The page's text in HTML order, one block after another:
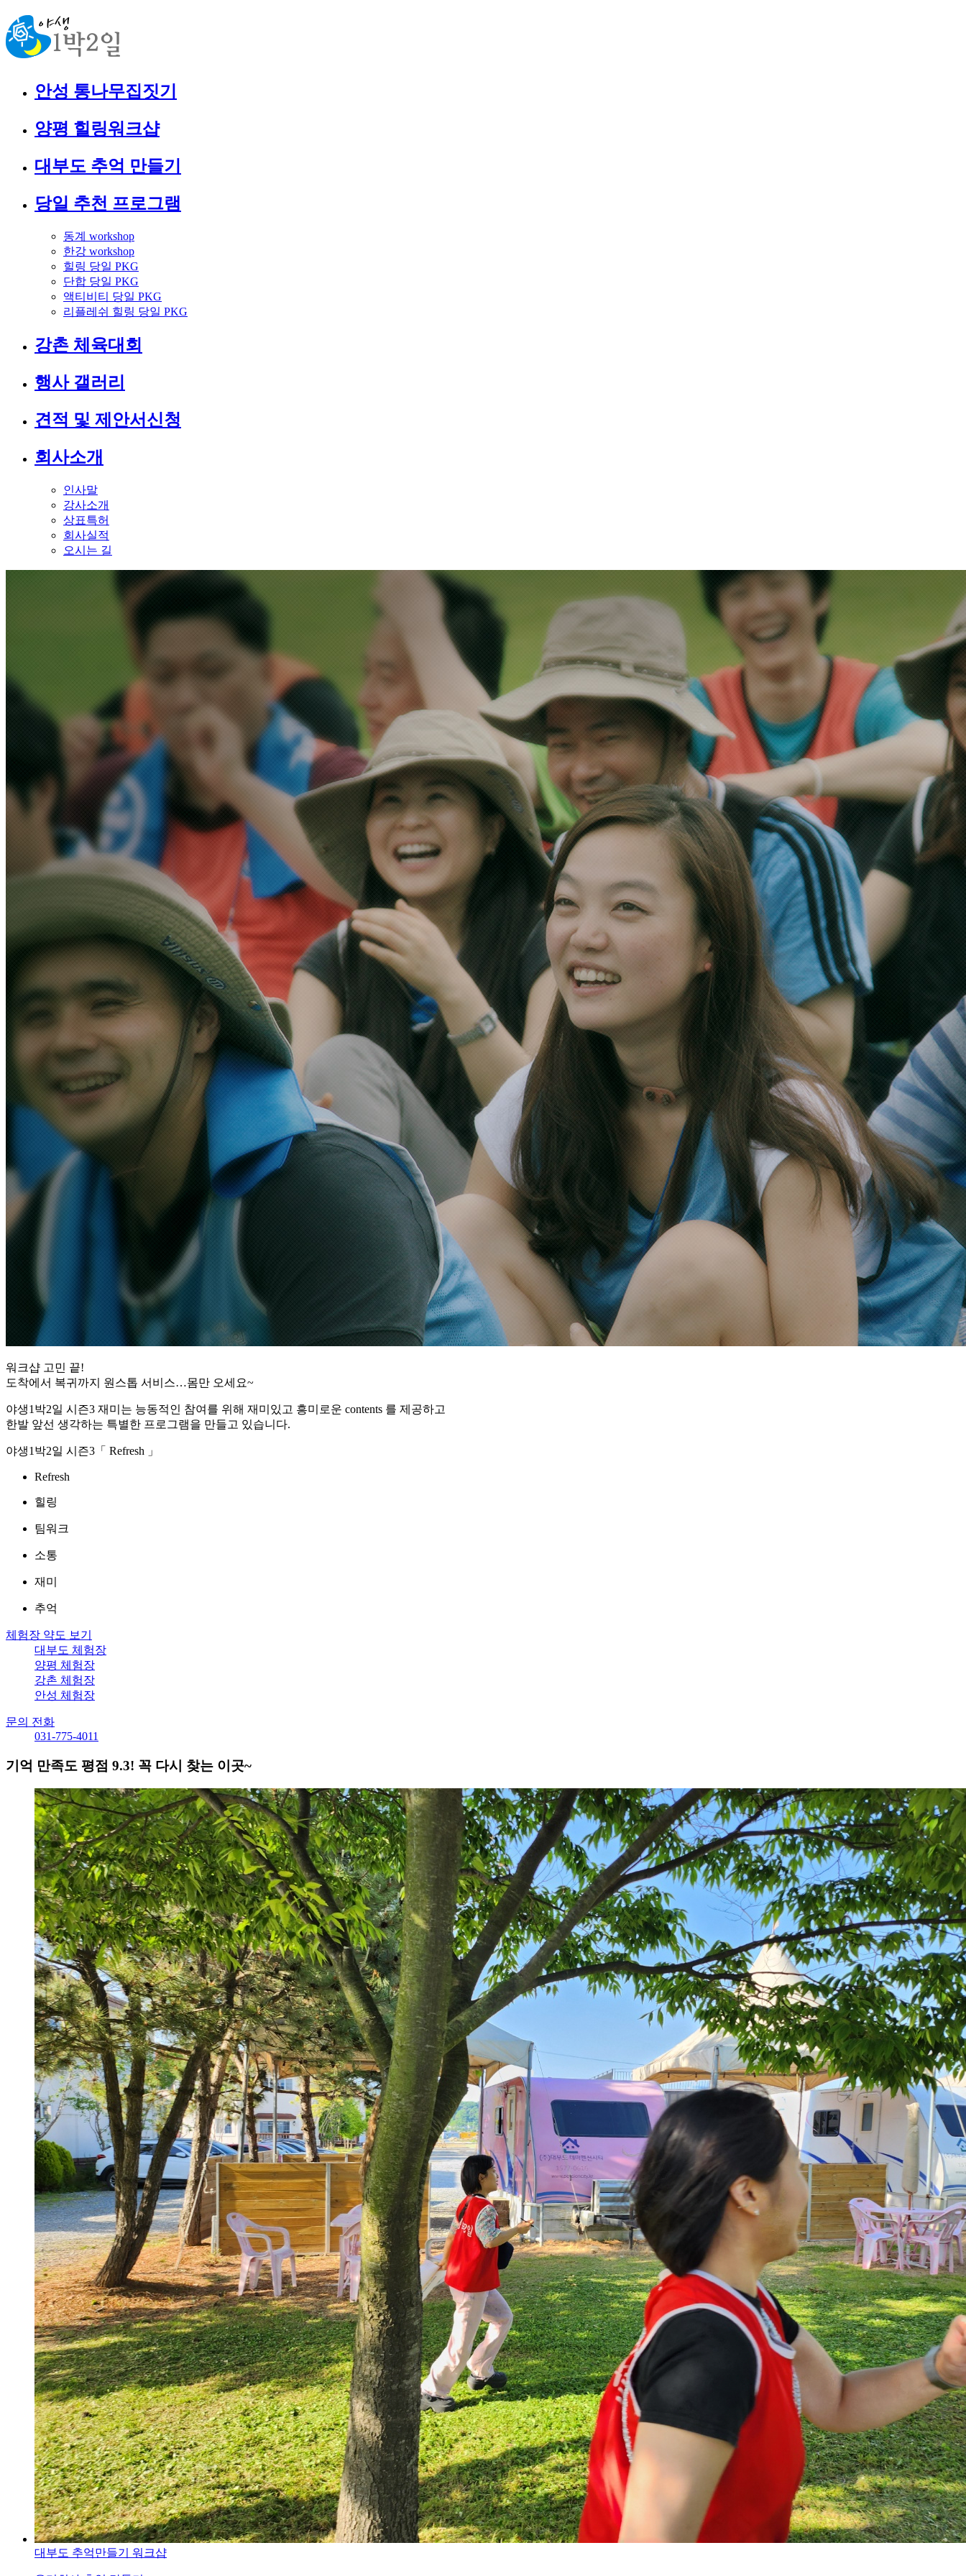
안성 통나무집짓기
양평 힐링워크샵
대부도 추억 만들기
당일 추천 프로그램
동계 workshop
한강 workshop
힐링 당일 PKG
단합 당일 PKG
액티비티 당일 PKG
리플레쉬 힐링 당일 PKG
강촌 체육대회
행사 갤러리
견적 및 제안서신청
회사소개
인사말
강사소개
상표특허
회사실적
오시는 길
워크샵 고민 끝!
도착에서 복귀까지 원스톱 서비스…몸만 오세요~
야생1박2일 시즌3 재미는 능동적인 참여를 위해 재미있고 흥미로운 contents 를 제공하고
한발 앞선 생각하는 특별한 프로그램을 만들고 있습니다.
야생1박2일 시즌3 「 Refresh 」
Refresh
힐링
팀워크
소통
재미
추억
체험장 약도 보기
대부도 체험장
양평 체험장
강촌 체험장
안성 체험장
문의 전화
031-775-4011
기억 만족도 평점 9.3! 꼭 다시 찾는 이곳~
대부도 추억만들기 워크샵